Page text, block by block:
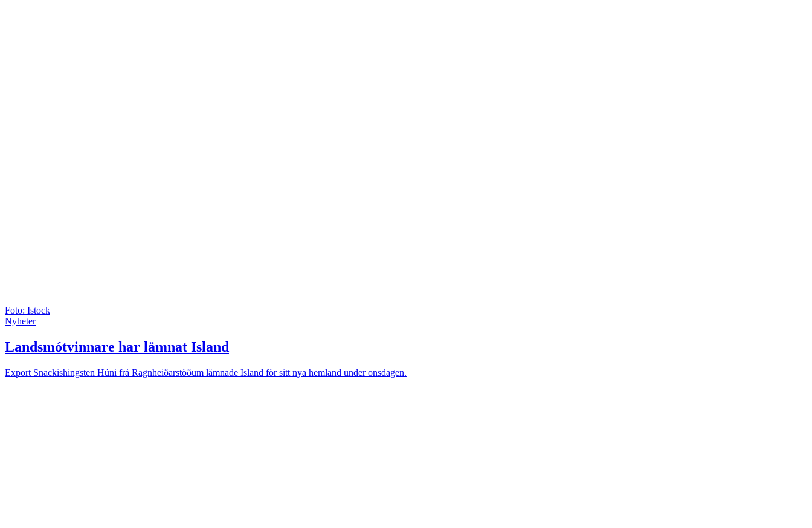
Foto: Istock
Nyheter
Landsmótvinnare har lämnat Island
Export Snackishingsten Húni frá Ragnheiðarstöðum lämnade Island för sitt nya hemland under onsdagen.